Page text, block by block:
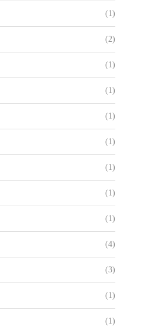
(1)
(2)
(1)
(1)
(1)
(1)
(1)
(1)
(1)
(4)
(3)
(1)
(1)